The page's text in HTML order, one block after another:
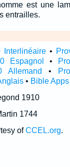
est une
entrailles.
Interlinéaire •
Espagnol
•
Allemand •
• Bible Apps
1910
1744
ofCCEL.org.